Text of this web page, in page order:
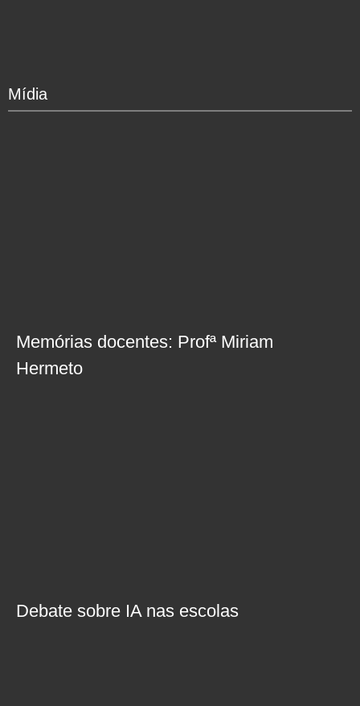
Mídia
Memórias docentes: Profª Miriam
Hermeto
Debate sobre IA nas escolas